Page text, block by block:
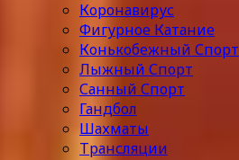
Коронавирус
Фигурное Катание
Конькобежный Спорт
Лыжный Спорт
Санный Спорт
Гандбол
Шахматы
Трансляции